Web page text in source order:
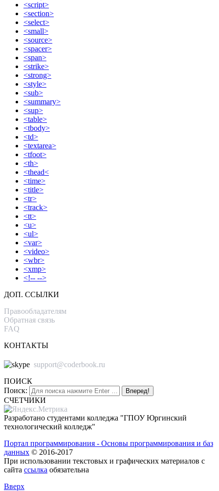
<script>
<section>
<select>
<small>
<source>
<spacer>
<span>
<strike>
<strong>
<style>
<sub>
<summary>
<sup>
<table>
<tbody>
<td>
<textarea>
<tfoot>
<th>
<thead<
<time>
<title>
<tr>
<track>
<tt>
<u>
<ul>
<var>
<video>
<wbr>
<xmp>
<!-- -->
ДОП. ССЫЛКИ
Правообладателям
Обратная связь
FAQ
КОНТАКТЫ
support@coderbook.ru
ПОИСК
Поиск:
СЧЕТЧИКИ
Разработано студентами колледжа "ГПОУ Юргинский
технологический колледж"
Портал программирования - Основы программирования и баз
данных © 2016-2017
При использовании текстовых и графических материалов с
сайта ссылка обязательна
Вверх